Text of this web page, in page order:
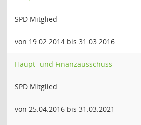
SPD Mitglied
von 19.02.2014 bis 31.03.2016
Haupt- und Finanzausschuss
SPD Mitglied
von 25.04.2016 bis 31.03.2021